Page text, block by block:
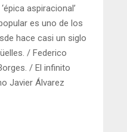
aspiracional’
es uno de los
hace casi un siglo
/ Federico
/ El infinito
Javier Álvarez